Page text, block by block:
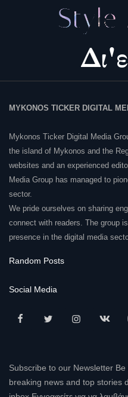
MYKONOS TICKER DIGITAL
Mykonos Ticker Digital Media
the island of Mykonos and the
websites and an experienced
Media Group has managed to
sector.
We pride ourselves on sharing
connect with readers. The group
presence in the digital media
Random Posts
Social Media
Subscribe to our Newsletter
breaking news and top stories